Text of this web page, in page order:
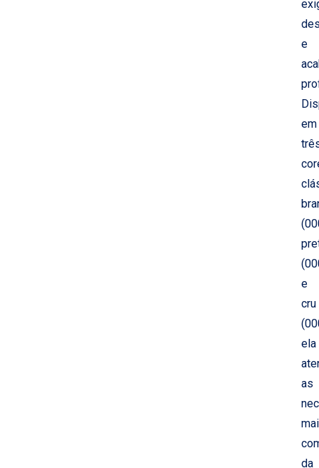
e
em
e
cru
ela
as
da